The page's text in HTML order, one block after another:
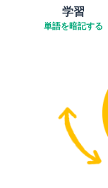
学習
単語を暗記する